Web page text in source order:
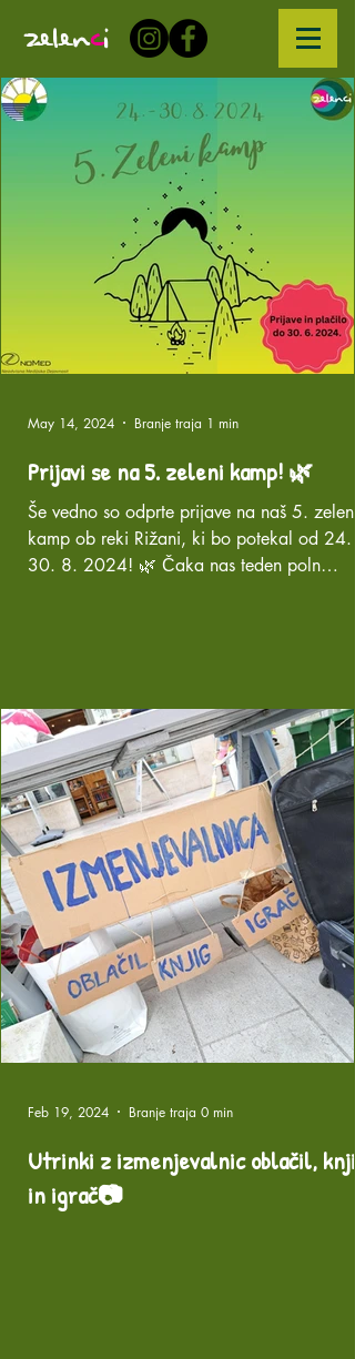
ZELENCI
Prijavi se na 5. zeleni kamp! 🌿
Še vedno so odprte prijave na naš 5. zeleni
kamp ob reki Rižani, ki bo potekal od 24.
30. 8. 2024! 🌿 Čaka nas teden poln
May 14, 2024 Branje traja 1 min
Utrinki z izmenjevalnic oblačil, knjig
in igrač📷
Feb 19, 2024 Branje traja 0 min